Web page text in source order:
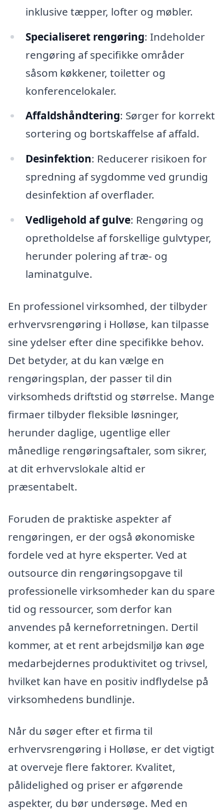
inklusive tæpper, lofter og møbler.
Specialiseret rengøring: Indeholder
rengøring af specifikke områder
såsom køkkener, toiletter og
konferencelokaler.
Affaldshåndtering: Sørger for korrekt
sortering og bortskaffelse af affald.
Desinfektion: Reducerer risikoen for
spredning af sygdomme ved grundig
desinfektion af overflader.
Vedligehold af gulve: Rengøring og
opretholdelse af forskellige gulvtyper,
herunder polering af træ- og
laminatgulve.
En professionel virksomhed, der tilbyder
erhvervsrengøring i Holløse, kan tilpasse
sine ydelser efter dine specifikke behov.
Det betyder, at du kan vælge en
rengøringsplan, der passer til din
virksomheds driftstid og størrelse. Mange
firmaer tilbyder fleksible løsninger,
herunder daglige, ugentlige eller
månedlige rengøringsaftaler, som sikrer,
at dit erhvervslokale altid er
præsentabelt.
Foruden de praktiske aspekter af
rengøringen, er der også økonomiske
fordele ved at hyre eksperter. Ved at
outsource din rengøringsopgave til
professionelle virksomheder kan du spare
tid og ressourcer, som derfor kan
anvendes på kerneforretningen. Dertil
kommer, at et rent arbejdsmiljø kan øge
medarbejdernes produktivitet og trivsel,
hvilket kan have en positiv indflydelse på
virksomhedens bundlinje.
Når du søger efter et firma til
erhvervsrengøring i Holløse, er det vigtigt
at overveje flere faktorer. Kvalitet,
pålidelighed og priser er afgørende
aspekter, du bør undersøge. Med en